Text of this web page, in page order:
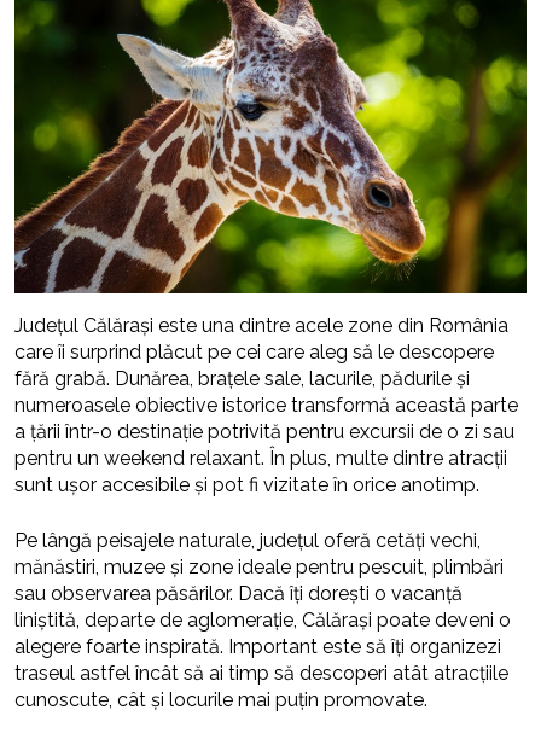
Județul Călărași este una dintre acele zone din România
care îi surprind plăcut pe cei care aleg să le descopere
fără grabă. Dunărea, brațele sale, lacurile, pădurile și
numeroasele obiective istorice transformă această parte
a țării într-o destinație potrivită pentru excursii de o zi sau
pentru un weekend relaxant. În plus, multe dintre atracții
sunt ușor accesibile și pot fi vizitate în orice anotimp.
Pe lângă peisajele naturale, județul oferă cetăți vechi,
mănăstiri, muzee și zone ideale pentru pescuit, plimbări
sau observarea păsărilor. Dacă îți dorești o vacanță
liniștită, departe de aglomerație, Călărași poate deveni o
alegere foarte inspirată. Important este să îți organizezi
traseul astfel încât să ai timp să descoperi atât atracțiile
cunoscute, cât și locurile mai puțin promovate.